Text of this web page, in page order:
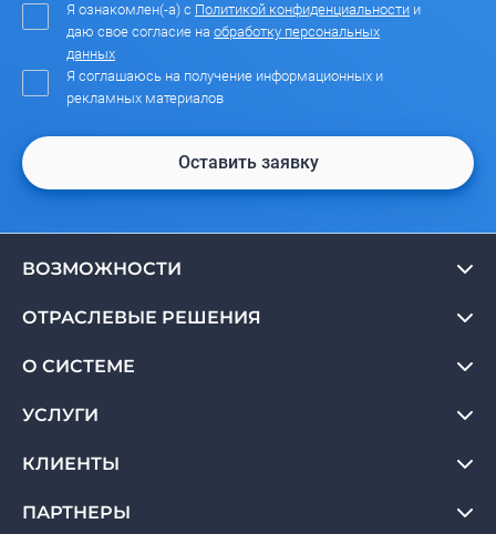
Я ознакомлен(-а) с Политикой конфиденциальности и
даю свое согласие на обработку персональных
данных
Я соглашаюсь на получение информационных и
рекламных материалов
Оставить заявку
ВОЗМОЖНОСТИ
ОТРАСЛЕВЫЕ РЕШЕНИЯ
О СИСТЕМЕ
УСЛУГИ
КЛИЕНТЫ
ПАРТНЕРЫ